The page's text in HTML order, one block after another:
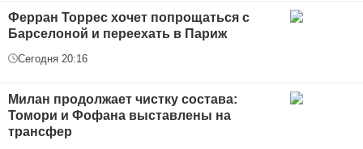
Ферран Торрес хочет попрощаться с
Барселоной и переехать в Париж
Сегодня 20:16
Милан продолжает чистку состава:
Томори и Фофана выставлены на
трансфер